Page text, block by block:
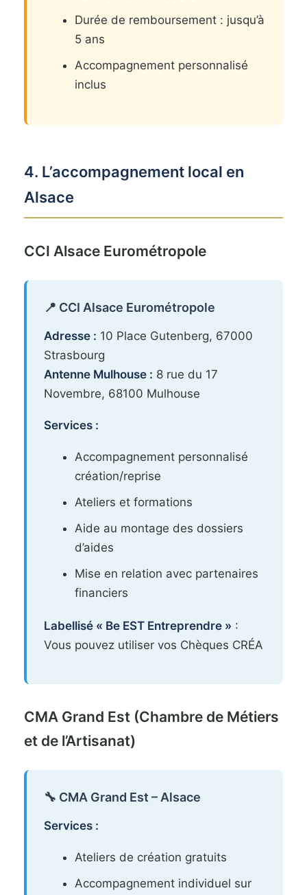
Durée de remboursement : jusqu’à
5 ans
Accompagnement personnalisé
inclus
4. L’accompagnement local en
Alsace
CCI Alsace Eurométropole
📍 CCI Alsace Eurométropole
Adresse : 10 Place Gutenberg, 67000
Strasbourg
Antenne Mulhouse : 8 rue du 17
Novembre, 68100 Mulhouse
Services :
Accompagnement personnalisé
création/reprise
Ateliers et formations
Aide au montage des dossiers
d’aides
Mise en relation avec partenaires
financiers
Labellisé « Be EST Entreprendre » :
Vous pouvez utiliser vos Chèques CRÉA
CMA Grand Est (Chambre de Métiers
et de l’Artisanat)
🔧 CMA Grand Est – Alsace
Services :
Ateliers de création gratuits
Accompagnement individuel sur